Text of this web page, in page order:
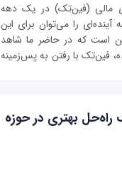
مالی (فین‌تک) در یک دهه
را می‌توان برای این
است که در حاضر ما شاهد
فین‌تک با رفتن به پس‌‌زمینه
راه‌حل بهتری در حوزه